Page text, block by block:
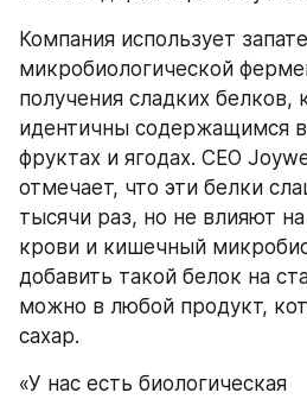
Компания использует
микробиологической
получения сладких белков,
идентичны содержащимся в
фруктах и ягодах. CEO
отмечает, что эти белки
тысячи раз, но не влияют
крови и кишечный
добавить такой белок на
можно в любой продукт,
сахар.
«У нас есть биологическая